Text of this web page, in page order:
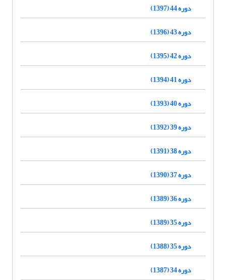
دوره 44 (1397)
دوره 43 (1396)
دوره 42 (1395)
دوره 41 (1394)
دوره 40 (1393)
دوره 39 (1392)
دوره 38 (1391)
دوره 37 (1390)
دوره 36 (1389)
دوره 35 (1389)
دوره 35 (1388)
دوره 34 (1387)